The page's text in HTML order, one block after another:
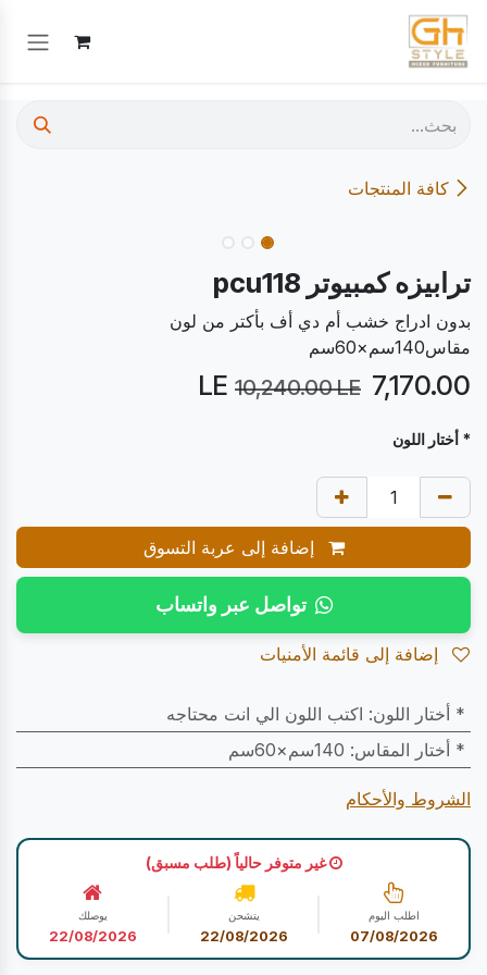
تخطي للذهاب إلى المحتوى
كافة المنتجات
ترابيزه كمبيوتر pcu118
بدون ادراج خشب أم دي أف بأكتر من لون
مقاس140سم×60سم
7,170.00
10,240.00LE
* أختار اللون
إضافة إلى عربة التسوق
تواصل عبر واتساب
* أختار اللون: اكتب اللون الي انت محتاجه
* أختار المقاس: 140سم×60سم
الشروط والأحكام
غير متوفر حالياً (طلب مسبق)
اطلب اليوم
07/08/2026
يتشحن
22/08/2026
يوصلك
22/08/2026